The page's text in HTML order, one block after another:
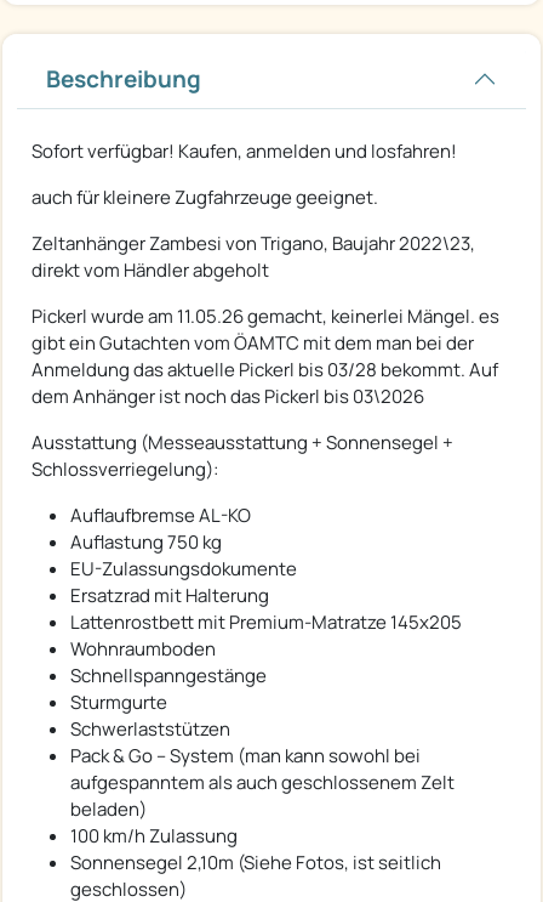
Beschreibung
Sofort verfügbar! Kaufen, anmelden und losfahren!
auch für kleinere Zugfahrzeuge geeignet.
Zeltanhänger Zambesi von Trigano, Baujahr 2022\23,
direkt vom Händler abgeholt
Pickerl wurde am 11.05.26 gemacht, keinerlei Mängel. es
gibt ein Gutachten vom ÖAMTC mit dem man bei der
Anmeldung das aktuelle Pickerl bis 03/28 bekommt. Auf
dem Anhänger ist noch das Pickerl bis 03\2026
Ausstattung (Messeausstattung + Sonnensegel +
Schlossverriegelung):
Auflaufbremse AL-KO
Auflastung 750 kg
EU-Zulassungsdokumente
Ersatzrad mit Halterung
Lattenrostbett mit Premium-Matratze 145x205
Wohnraumboden
Schnellspanngestänge
Sturmgurte
Schwerlaststützen
Pack & Go – System (man kann sowohl bei
aufgespanntem als auch geschlossenem Zelt
beladen)
100 km/h Zulassung
Sonnensegel 2,10m (Siehe Fotos, ist seitlich
geschlossen)